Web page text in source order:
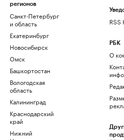
регионов
Санкт-Петербург
и область
Екатеринбург
Новосибирск
Омск
Башкортостан
Вологодская
область
Калининград
Краснодарский
край
Нижний
RSS
РБК
О